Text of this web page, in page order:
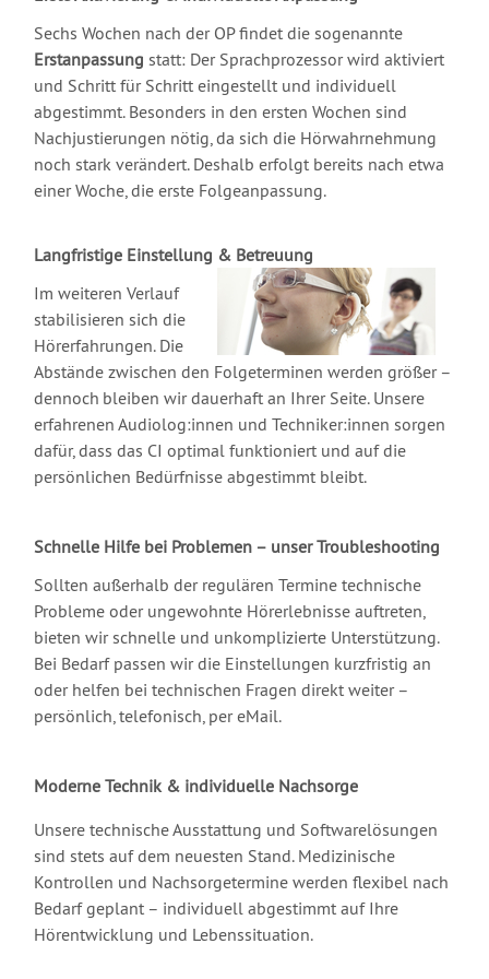
Sechs Wochen nach der OP findet die sogenannte
Erstanpassung statt: Der Sprachprozessor wird aktiviert
und Schritt für Schritt eingestellt und individuell
abgestimmt. Besonders in den ersten Wochen sind
Nachjustierungen nötig, da sich die Hörwahrnehmung
noch stark verändert. Deshalb erfolgt bereits nach etwa
einer Woche, die erste Folgeanpassung.
Langfristige Einstellung & Betreuung
Im weiteren Verlauf
stabilisieren sich die
Hörerfahrungen. Die
Abstände zwischen den Folgeterminen werden größer –
dennoch bleiben wir dauerhaft an Ihrer Seite. Unsere
erfahrenen Audiolog:innen und Techniker:innen sorgen
dafür, dass das CI optimal funktioniert und auf die
persönlichen Bedürfnisse abgestimmt bleibt.
Schnelle Hilfe bei Problemen – unser Troubleshooting
Sollten außerhalb der regulären Termine technische
Probleme oder ungewohnte Hörerlebnisse auftreten,
bieten wir schnelle und unkomplizierte Unterstützung.
Bei Bedarf passen wir die Einstellungen kurzfristig an
oder helfen bei technischen Fragen direkt weiter –
persönlich, telefonisch, per eMail.
Moderne Technik & individuelle Nachsorge
Unsere technische Ausstattung und Softwarelösungen
sind stets auf dem neuesten Stand. Medizinische
Kontrollen und Nachsorgetermine werden flexibel nach
Bedarf geplant – individuell abgestimmt auf Ihre
Hörentwicklung und Lebenssituation.